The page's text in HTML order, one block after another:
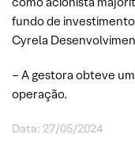
fundo de
Cyrela
– A gestora obteve
operação.
Data: 27/05/2024